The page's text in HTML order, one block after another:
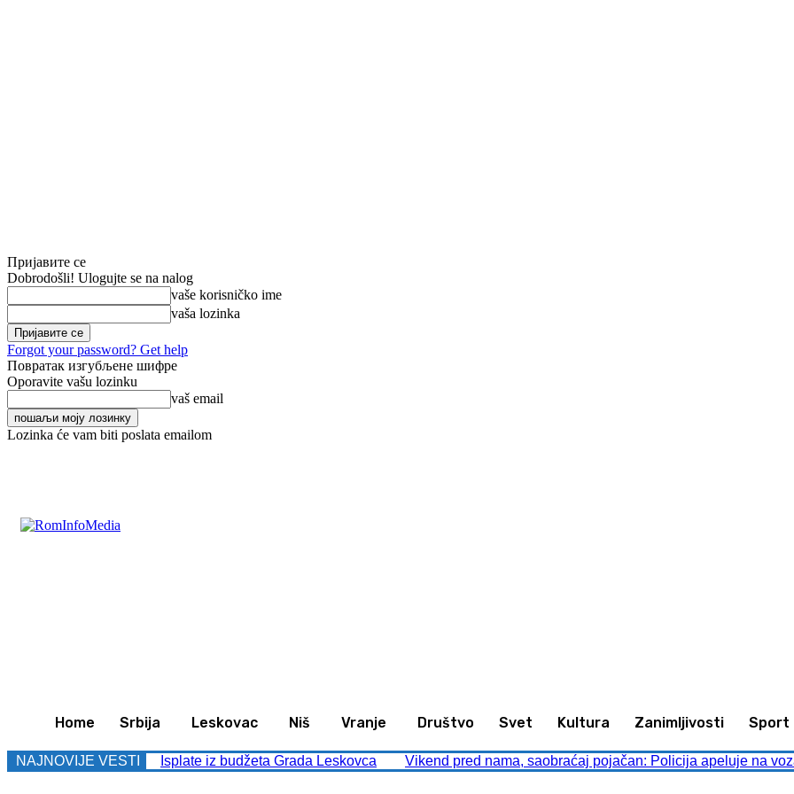
Пријавите се
Dobrodošli! Ulogujte se na nalog
vaše korisničko ime
vaša lozinka
Forgot your password? Get help
Повратак изгубљене шифре
Oporavite vašu lozinku
vaš email
Lozinka će vam biti poslata emailom
Home Srbija Leskovac Niš Vranje Društvo Svet Kultura Zanimljivosti Sport
NAJNOVIJE VESTI Isplate iz budžeta Grada Leskovca Vikend pred nama, saobraćaj pojačan: Policija apeluje na